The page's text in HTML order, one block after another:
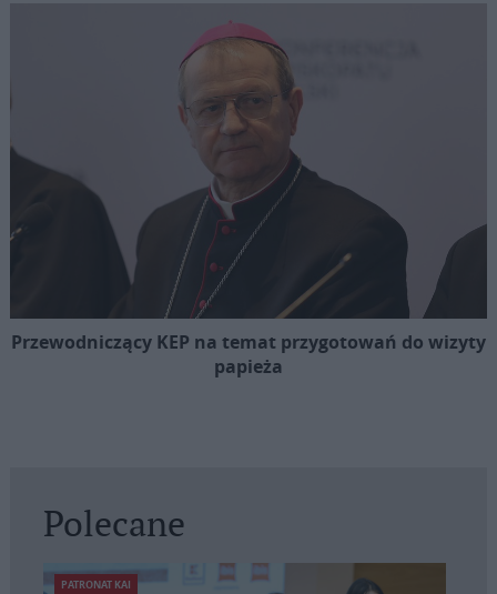
Przewodniczący KEP na temat przygotowań do wizyty
papieża
Polecane
PATRONAT KAI